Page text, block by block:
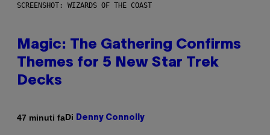
SCREENSHOT: WIZARDS OF THE COAST
Magic: The Gathering Confirms
Themes for 5 New Star Trek
Decks
47 minuti faDi Denny Connolly